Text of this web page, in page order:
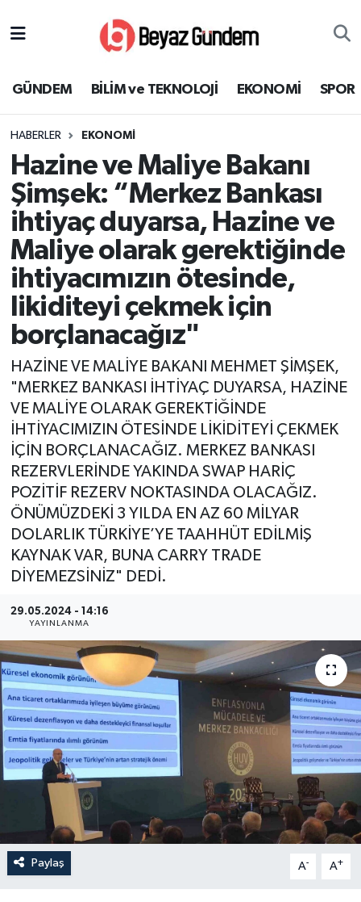
GÜNDEM BİLİM ve TEKNOLOJİ EKONOMİ SPOR
HABERLER EKONOMİ
Hazine ve Maliye Bakanı
Şimşek: “Merkez Bankası
ihtiyaç duyarsa, Hazine ve
Maliye olarak gerektiğinde
ihtiyacımızın ötesinde,
likiditeyi çekmek için
borçlanacağız"
HAZİNE VE MALİYE BAKANI MEHMET ŞİMŞEK,
"MERKEZ BANKASI İHTİYAÇ DUYARSA, HAZİNE
VE MALİYE OLARAK GEREKTİĞİNDE
İHTİYACIMIZIN ÖTESİNDE LİKİDİTEYİ ÇEKMEK
İÇİN BORÇLANACAĞIZ. MERKEZ BANKASI
REZERVLERİNDE YAKINDA SWAP HARİÇ
POZİTİF REZERV NOKTASINDA OLACAĞIZ.
ÖNÜMÜZDEKİ 3 YILDA EN AZ 60 MİLYAR
DOLARLIK TÜRKİYE’YE TAAHHÜT EDİLMİŞ
KAYNAK VAR, BUNA CARRY TRADE
DİYEMEZSİNİZ" DEDİ.
29.05.2024 - 14:16
YAYINLANMA
Paylaş A- A+
EKONOMİ
SAĞLIK
EĞİTİM
KÜLTÜR SANAT
MAGAZİN
YEREL
Süper Lig Puan Durumu ve Fikstür
Tüm Manşetler
Son Dakika Haberleri
Haber Arşivi